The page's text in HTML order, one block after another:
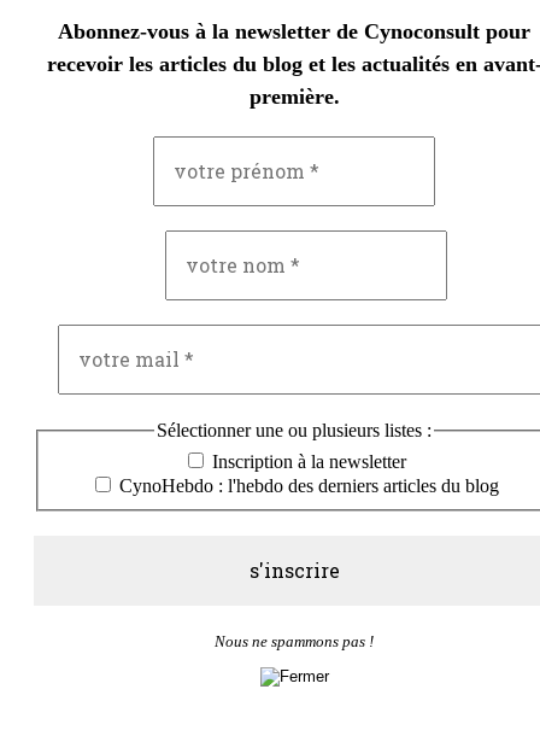
Abonnez-vous à la newsletter de Cynoconsult pour
recevoir les articles du blog et les actualités en
première.
Sélectionner une ou plusieurs listes :
Inscription à la newsletter
CynoHebdo : l'hebdo des derniers articles du blog
Nous ne spammons pas !